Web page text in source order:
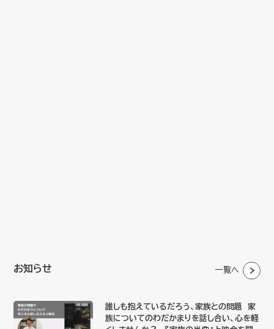
お知らせ 一覧へ
誰しも抱えているだろう、家族との問題 家
族についてのわだかまりを話し合い、心を軽